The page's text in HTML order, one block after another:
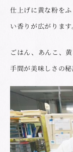
仕上げに黄な粉を
い香りが広がります
ごはん、あんこ、
手間が美味しさの